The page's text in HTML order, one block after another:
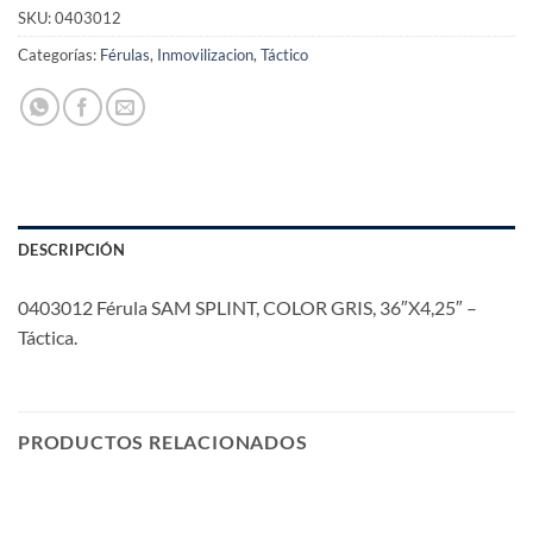
SKU:0403012
Categorías: Férulas, Inmovilizacion, Táctico
DESCRIPCIÓN
0403012 Férula SAM SPLINT, COLOR GRIS, 36″X4,25″ –
Táctica.
PRODUCTOS RELACIONADOS